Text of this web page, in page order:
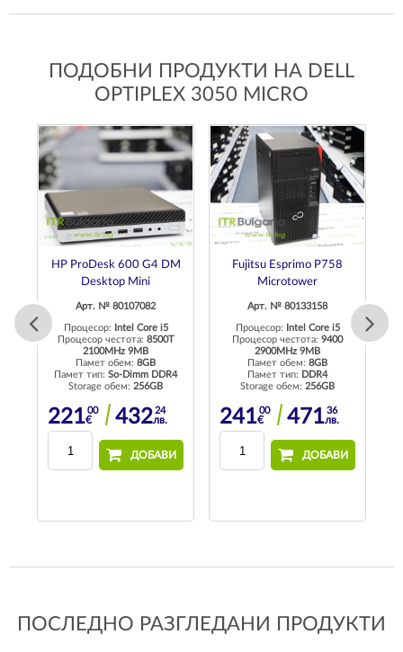
ПОДОБНИ ПРОДУКТИ НА DELL
OPTIPLEX 3050 MICRO
HP ProDesk 600 G4 DM
Desktop Mini
Арт. № 80107082
Процесор:
Intel Core i5
Процесор честота: 8500T
2100MHz 9MB
Памет обем: 8GB
Памет тип: So-Dimm DDR4
Storage обем: 256GB
22100
€ 43224
лв.
ДОБАВИ
Fujitsu Esprimo P758
Microtower
Арт. № 80133158
Процесор:
Intel Core i5
Процесор честота: 9400
2900MHz 9MB
Памет обем: 8GB
Памет тип: DDR4
Storage обем: 256GB
24100
€ 47136
лв.
ДОБАВИ
ПОСЛЕДНО РАЗГЛЕДАНИ ПРОДУКТИ